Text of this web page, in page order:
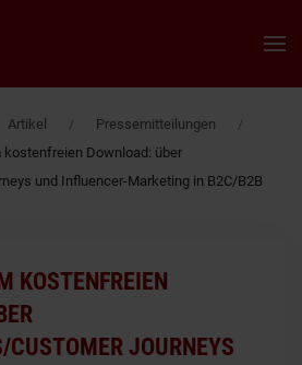
Artikel
Pressemitteilungen
kostenfreien Download: über
und Influencer-Marketing in B2C/B2B
KOSTENFREIEN
JOURNEYS